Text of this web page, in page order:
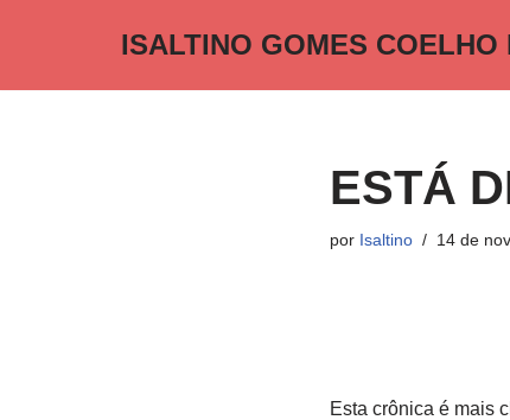
ISALTINO GOMES COELHO
ESTÁ
por Isaltino 14 de
Esta crônica é mais